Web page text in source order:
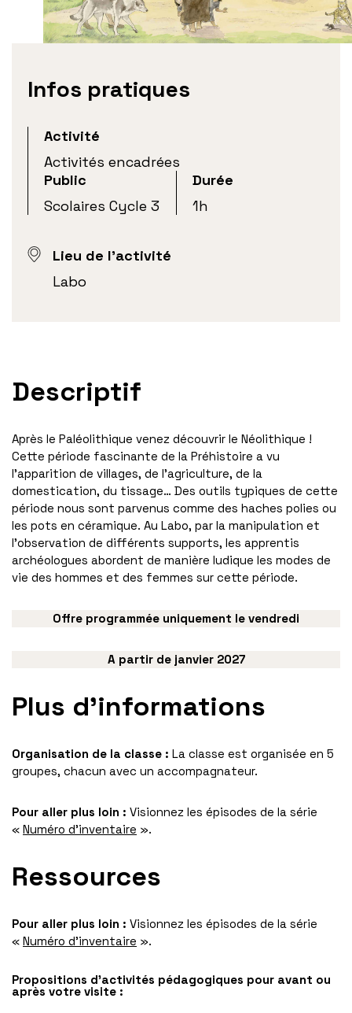
Infos pratiques
Activité
Activités encadrées
Public
Scolaires Cycle 3
Durée
1h
Lieu de l'activité
Labo
Descriptif
Après le Paléolithique venez découvrir le Néolithique !
Cette période fascinante de la Préhistoire a vu
l’apparition de villages, de l’agriculture, de la
domestication, du tissage… Des outils typiques de cette
période nous sont parvenus comme des haches polies ou
les pots en céramique. Au Labo, par la manipulation et
l’observation de différents supports, les apprentis
archéologues abordent de manière ludique les modes de
vie des hommes et des femmes sur cette période.
Offre programmée uniquement le vendredi
A partir de janvier 2027
Plus d’informations
Organisation de la classe : La classe est organisée en 5
groupes, chacun avec un accompagnateur.
Pour aller plus loin : Visionnez les épisodes de la série
« Numéro d’inventaire ».
Ressources
Pour aller plus loin : Visionnez les épisodes de la série
« Numéro d’inventaire ».
Propositions d’activités pédagogiques pour avant ou
après votre visite :